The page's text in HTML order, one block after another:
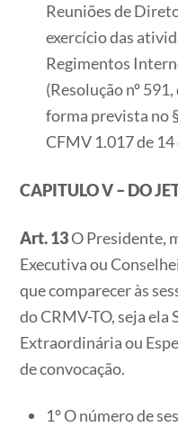
Reuniões de
exercício das
Regimentos
(Resolução nº
forma prevista no
CFMV 1.017 de
CAPITULO V – DO
Art. 13O Presidente,
Executiva ou
que comparecer às
do CRMV-TO, seja
Extraordinária ou
de convocação.
1º O número de